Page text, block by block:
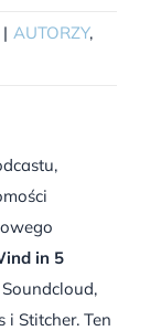
| AUTORZY,
in 5
i Stitcher. Ten